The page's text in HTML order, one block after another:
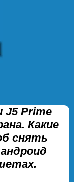
J5 Prime
Какие
снять